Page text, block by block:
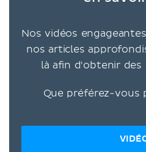
Nos vidéos
nos articles
là afin d'obtenir des
Que préférez-vous